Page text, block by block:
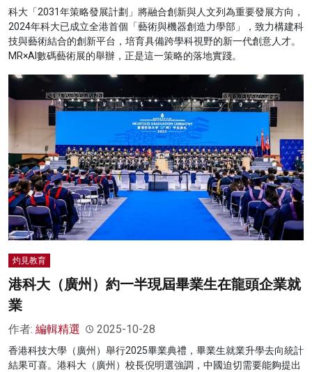
科大「2031年策略發展計劃」將融合創新與人文列為重要發展方向，
2024年科大已成立全港首個「藝術與機器創造力學部」，致力構建科
技與藝術結合的創新平台，培育具備跨學科視野的新一代創意人才。
MR×AI數碼藝術展的舉辦，正是這一策略的落地實踐。
灼見教育
港科大（廣州）約一半現屆畢業生在龍頭企業就
業
作者: 編輯精選 2025-10-28
香港科技大學（廣州）舉行2025畢業典禮，畢業生就業升學去向統計
結果可喜。港科大（廣州）校長倪明選強調，中國迫切需要能夠提出